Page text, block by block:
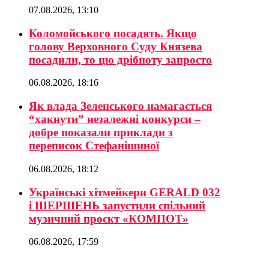
07.08.2026, 13:10
Коломойського посадять. Якщо
голову Верховного Суду Князева
посадили, то цю дрібноту запросто
06.08.2026, 18:16
Як влада Зеленського намагається
“хакнути” незалежні конкурси –
добре показали приклади з
переписок Стефанішиної
06.08.2026, 18:12
Українські хітмейкери GERALD 032
і ШЕРШЕНЬ запустили спільний
музичний проєкт «КОМПОТ»
06.08.2026, 17:59